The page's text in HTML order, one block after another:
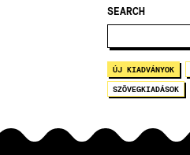
SEARCH
ÚJ KIADVÁNYOK
SZÖVEGKIADÁSOK